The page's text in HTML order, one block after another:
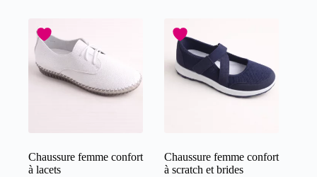
Chaussure femme confort
à lacets
Chaussure femme confort
à scratch et brides